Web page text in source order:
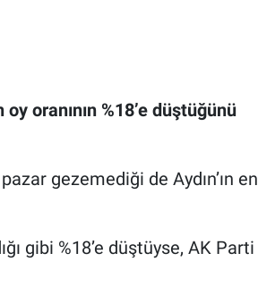
oranının %18’e düştüğünü
gezemediği de Aydın’ın en
gibi %18’e düştüyse, AK Parti